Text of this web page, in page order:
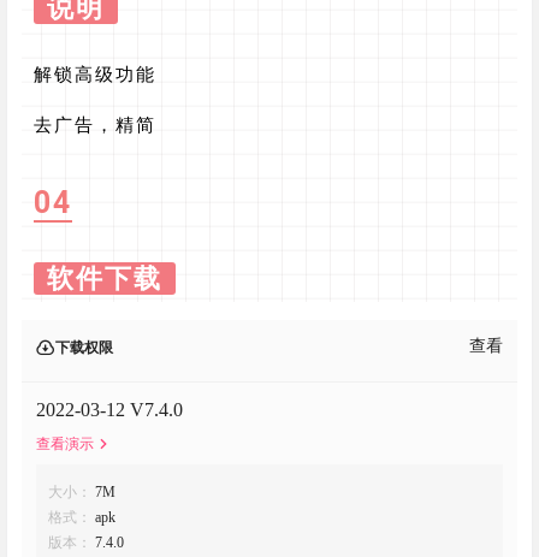
说明
解锁高级功能
去广告，精简
04
软件下载
下载权限 查看
2022-03-12 V7.4.0
查看演示
大小： 7M
格式： apk
版本： 7.4.0